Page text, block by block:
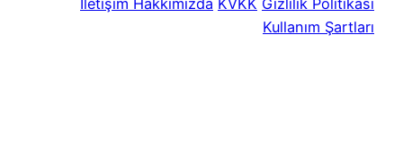
İletişim Hakkımızda KVKK Gizlilik Politikası
Kullanım Şartları